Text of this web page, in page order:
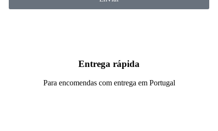
Entrega rápida
Para encomendas com entrega em Portugal